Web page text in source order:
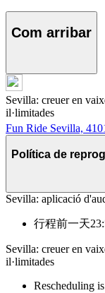
Com arribar
Sevilla: creuer en
il·limitades
Fun Ride Sevilla,
Política de
Sevilla: aplicació
行程前一天
Sevilla: creuer en
il·limitades
Rescheduling